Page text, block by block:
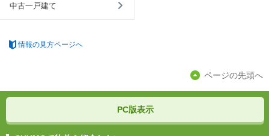
中古一戸建て
情報の見方ページへ
ページの先頭へ
PC版表示